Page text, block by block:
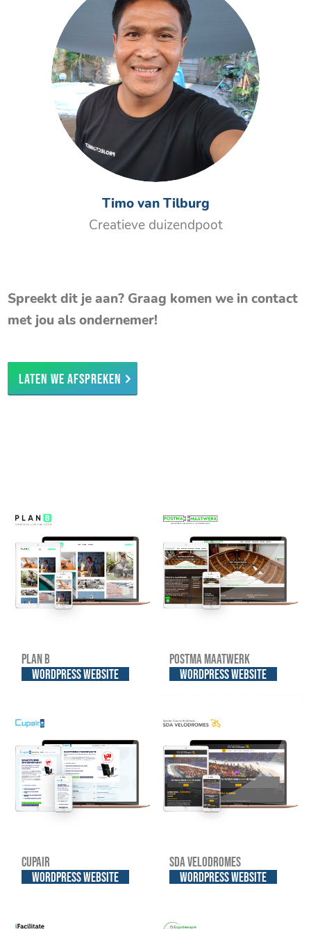
Timo van Tilburg
Creatieve duizendpoot
Spreekt dit je aan? Graag komen we in contact
met jou als ondernemer!
Laten we afspreken
Plan B
WordPress website
Postma Maatwerk
WordPress website
Cupair
WordPress website
SDA Velodromes
WordPress website